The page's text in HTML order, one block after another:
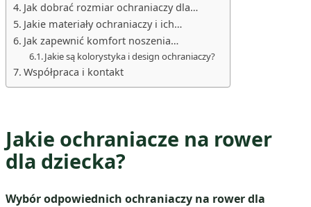
Jak dobrać rozmiar ochraniaczy dla…
Jakie materiały ochraniaczy i ich…
Jak zapewnić komfort noszenia…
Jakie są kolorystyka i design ochraniaczy?
Współpraca i kontakt
Jakie ochraniacze na rower
dla dziecka?
Wybór odpowiednich ochraniaczy na rower dla